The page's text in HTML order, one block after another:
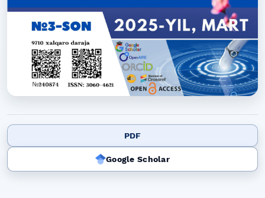
PDF
Google Scholar